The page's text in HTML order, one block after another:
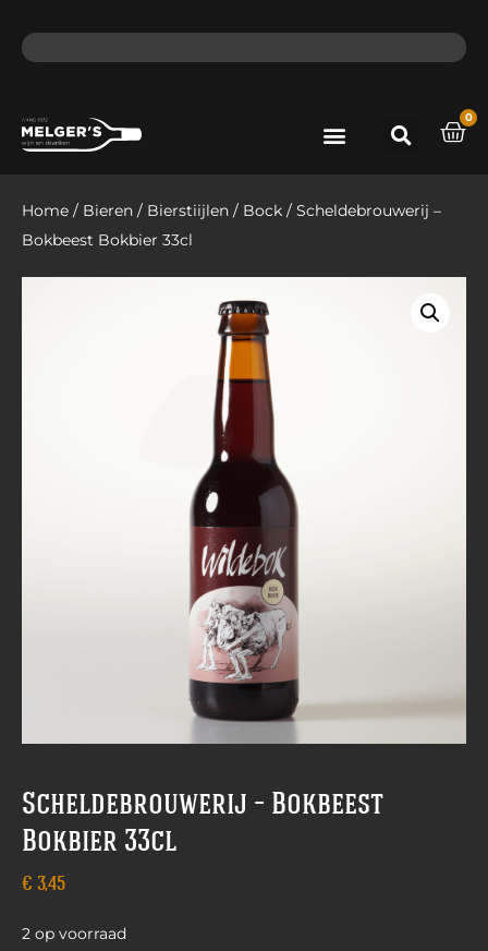
0
Home / Bieren / Bierstiijlen / Bock / Scheldebrouwerij –
Bokbeest Bokbier 33cl
Scheldebrouwerij – Bokbeest
Bokbier 33cl
€ 3,45
2 op voorraad